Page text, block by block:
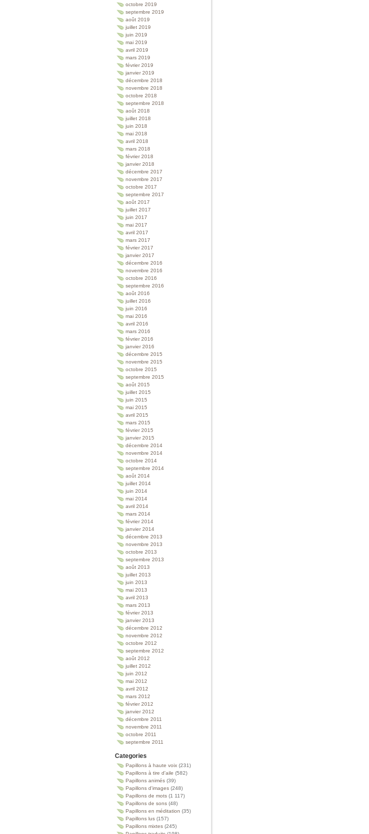
octobre 2019
septembre 2019
août 2019
juillet 2019
juin 2019
mai 2019
avril 2019
mars 2019
février 2019
janvier 2019
décembre 2018
novembre 2018
octobre 2018
septembre 2018
août 2018
juillet 2018
juin 2018
mai 2018
avril 2018
mars 2018
février 2018
janvier 2018
décembre 2017
novembre 2017
octobre 2017
septembre 2017
août 2017
juillet 2017
juin 2017
mai 2017
avril 2017
mars 2017
février 2017
janvier 2017
décembre 2016
novembre 2016
octobre 2016
septembre 2016
août 2016
juillet 2016
juin 2016
mai 2016
avril 2016
mars 2016
février 2016
janvier 2016
décembre 2015
novembre 2015
octobre 2015
septembre 2015
août 2015
juillet 2015
juin 2015
mai 2015
avril 2015
mars 2015
février 2015
janvier 2015
décembre 2014
novembre 2014
octobre 2014
septembre 2014
août 2014
juillet 2014
juin 2014
mai 2014
avril 2014
mars 2014
février 2014
janvier 2014
décembre 2013
novembre 2013
octobre 2013
septembre 2013
août 2013
juillet 2013
juin 2013
mai 2013
avril 2013
mars 2013
février 2013
janvier 2013
décembre 2012
novembre 2012
octobre 2012
septembre 2012
août 2012
juillet 2012
juin 2012
mai 2012
avril 2012
mars 2012
février 2012
janvier 2012
décembre 2011
novembre 2011
octobre 2011
septembre 2011
Categories
Papillons à haute voix (231)
Papillons à tire d'aile (582)
Papillons animés (39)
Papillons d'images (248)
Papillons de mots (1 117)
Papillons de sons (48)
Papillons en méditation (35)
Papillons lus (157)
Papillons mixtes (245)